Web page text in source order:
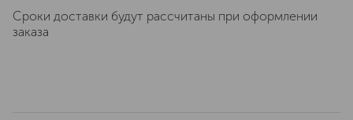
Сроки доставки будут рассчитаны при оформлении
заказа